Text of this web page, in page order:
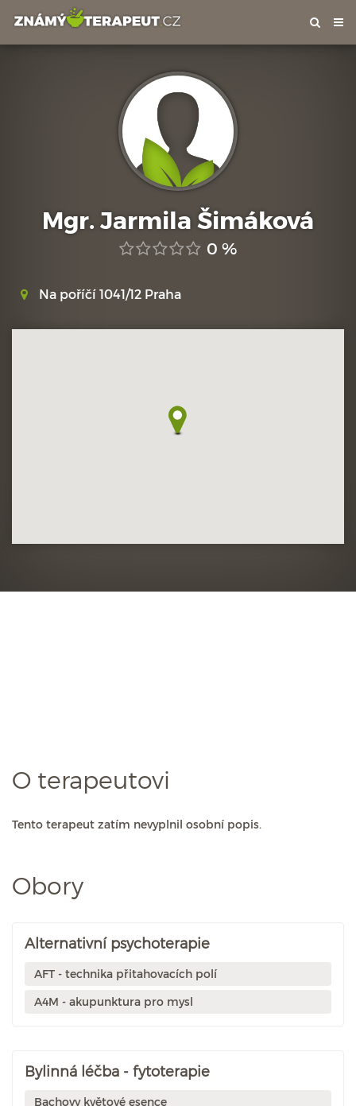
Mgr. Jarmila Šimáková
0 %
Na poříčí 1041/12 Praha
O terapeutovi
Tento terapeut zatím nevyplnil osobní popis.
Obory
Alternativní psychoterapie
AFT - technika přitahovacích polí
A4M - akupunktura pro mysl
Bylinná léčba - fytoterapie
Bachovy květové esence